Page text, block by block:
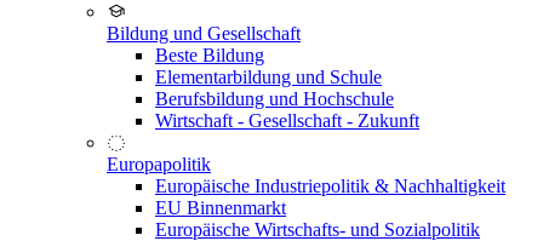
Bildung und Gesellschaft
Beste Bildung
Elementarbildung und Schule
Berufsbildung und Hochschule
Wirtschaft - Gesellschaft - Zukunft
Europapolitik
Europäische Industriepolitik & Nachhaltigkeit
EU Binnenmarkt
Europäische Wirtschafts- und Sozialpolitik